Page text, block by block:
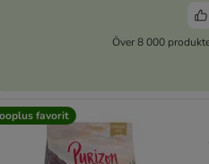
Över 8 000
favorit